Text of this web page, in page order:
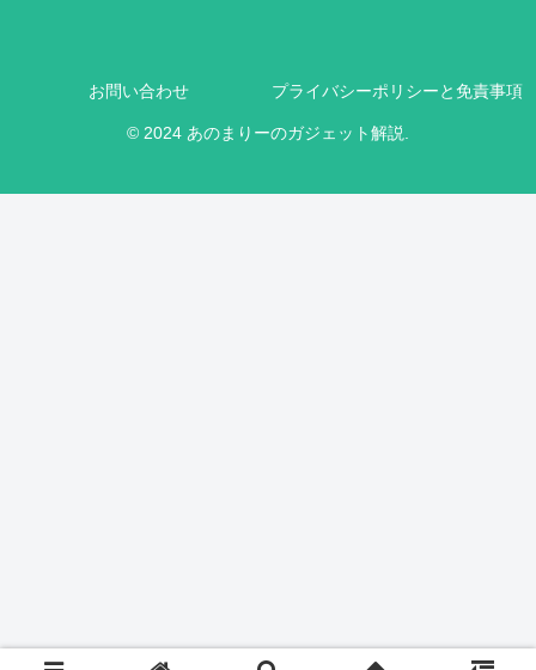
お問い合わせ プライバシーポリシーと免責事項
© 2024 あのまりーのガジェット解説.